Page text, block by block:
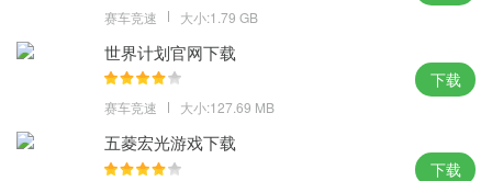
赛车竞速 大小:1.79 GB
世界计划官网下载
赛车竞速 大小:127.69 MB
下载
五菱宏光游戏下载
下载